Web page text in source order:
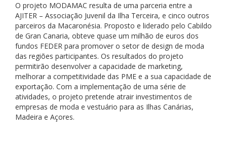
O projeto MODAMAC resulta de uma parceria entre a
AJITER – Associação Juvenil da Ilha Terceira, e cinco outros
parceiros da Macaronésia. Proposto e liderado pelo Cabildo
de Gran Canaria, obteve quase um milhão de euros dos
fundos FEDER para promover o setor de design de moda
das regiões participantes. Os resultados do projeto
permitirão desenvolver a capacidade de marketing,
melhorar a competitividade das PME e a sua capacidade de
exportação. Com a implementação de uma série de
atividades, o projeto pretende atrair investimentos de
empresas de moda e vestuário para as Ilhas Canárias,
Madeira e Açores.